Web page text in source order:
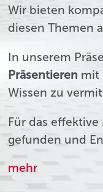
Wir bieten
diesen Themen
In unserem
Präsentieren mit
Wissen zu
Für das effektive
gefunden und
mehr